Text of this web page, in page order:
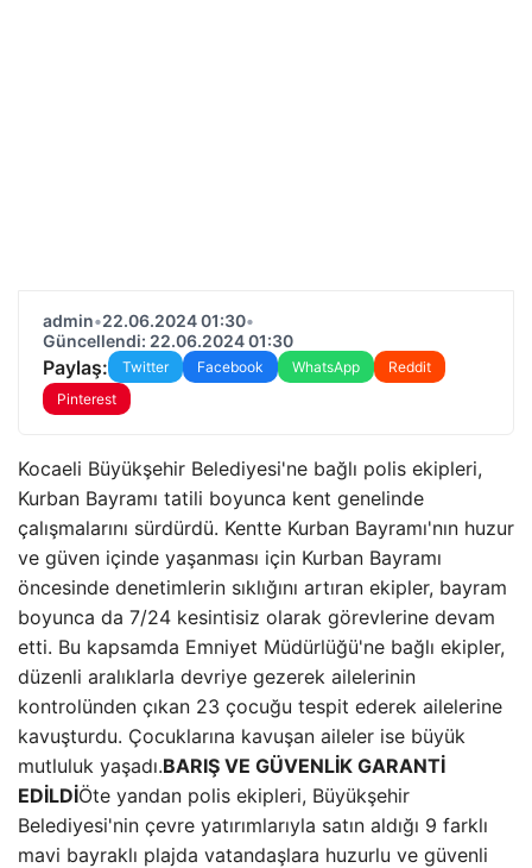
admin•22.06.2024 01:30•
Güncellendi: 22.06.2024 01:30
Paylaş: Twitter Facebook WhatsApp
Reddit
Pinterest
Kocaeli Büyükşehir Belediyesi'ne bağlı polis ekipleri,
Kurban Bayramı tatili boyunca kent genelinde
çalışmalarını sürdürdü. Kentte Kurban Bayramı'nın huzur
ve güven içinde yaşanması için Kurban Bayramı
öncesinde denetimlerin sıklığını artıran ekipler, bayram
boyunca da 7/24 kesintisiz olarak görevlerine devam
etti. Bu kapsamda Emniyet Müdürlüğü'ne bağlı ekipler,
düzenli aralıklarla devriye gezerek ailelerinin
kontrolünden çıkan 23 çocuğu tespit ederek ailelerine
kavuşturdu. Çocuklarına kavuşan aileler ise büyük
mutluluk yaşadı.BARIŞ VE GÜVENLİK GARANTİ
EDİLDİÖte yandan polis ekipleri, Büyükşehir
Belediyesi'nin çevre yatırımlarıyla satın aldığı 9 farklı
mavi bayraklı plajda vatandaşlara huzurlu ve güvenli